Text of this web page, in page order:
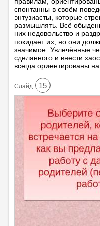
спонтанны в своём
энтузиасты, которые
размышлять. Всё
них недовольство и
покидает их, но они
значимое. Увлечённые
сделанного и внести
всегда ориентированы на
Cлайд 15